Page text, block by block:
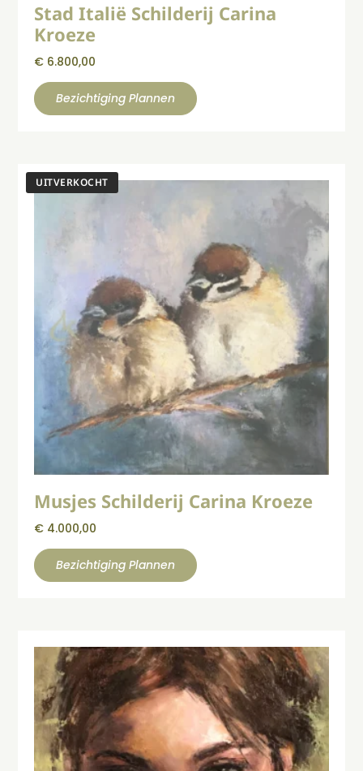
Stad Italië Schilderij Carina
Kroeze
€ 6.800,00
Bezichtiging Plannen
Musjes Schilderij Carina Kroeze
€ 4.000,00
Bezichtiging Plannen